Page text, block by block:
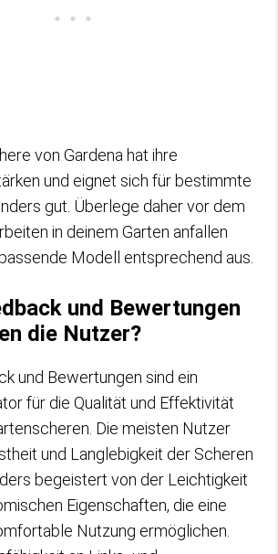
von Gardena hat ihre
und eignet sich für bestimmte
gut. Überlege daher vor dem
in deinem Garten anfallen
Modell entsprechend aus.
und Bewertungen
die Nutzer?
und Bewertungen sind ein
für die Qualität und Effektivität
Die meisten Nutzer
und Langlebigkeit der Scheren
begeistert von der Leichtigkeit
Eigenschaften, die eine
Nutzung ermöglichen.